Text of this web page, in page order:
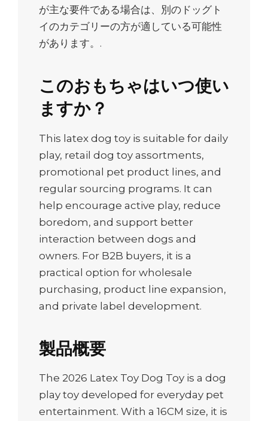
が主な要件である場合は、別のドッグト
イのカテゴリーの方が適している可能性
があります。.
このおもちゃはいつ使い
ますか？
This latex dog toy is suitable for daily
play, retail dog toy assortments,
promotional pet product lines, and
regular sourcing programs. It can
help encourage active play, reduce
boredom, and support better
interaction between dogs and
owners. For B2B buyers, it is a
practical option for wholesale
purchasing, product line expansion,
and private label development.
製品概要
The 2026 Latex Toy Dog Toy is a dog
play toy developed for everyday pet
entertainment. With a 16CM size, it is